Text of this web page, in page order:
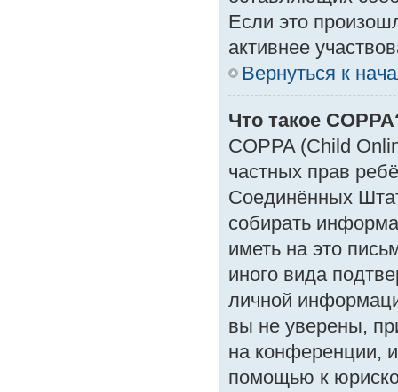
Если это
активнее
Вернуться к
Что такое
COPPA (Child
частных прав
Соединённых
собирать
иметь на это
иного вида
личной
вы не уверены,
на конференции,
помощью к